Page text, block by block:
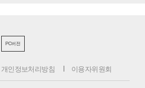
PC버전
개인정보처리방침 이용자위원회